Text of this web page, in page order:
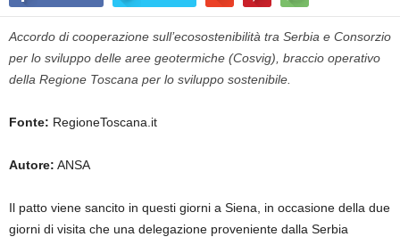
Accordo di cooperazione sull’ecosostenibilità tra Serbia e Consorzio
per lo sviluppo delle aree geotermiche (Cosvig), braccio operativo
della Regione Toscana per lo sviluppo sostenibile.
Fonte: RegioneToscana.it
Autore: ANSA
Il patto viene sancito in questi giorni a Siena, in occasione della due
giorni di visita che una delegazione proveniente dalla Serbia